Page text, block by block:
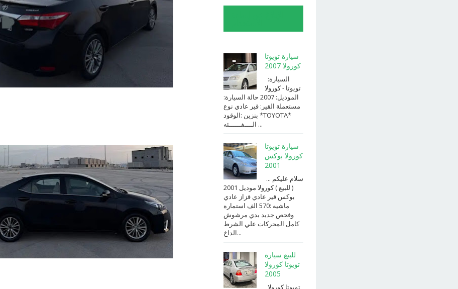
سيارة تويوتا
كورولا 2007
⁨تويوتا⁩ - ⁨كورولا⁩
الموديل: ⁨2007⁩ حالة السيارة:
⁨مستعملة⁩ القير: ⁨قير عادي⁩ نوع
الوقود: ⁨بنزين⁩ *TOYOTA*
الــــفــــــئه ...
سيارة تويوتا
كورولا بوكس
2001
سلام عليكم ...
( للبيع ) كورولا موديل 2001
بوكس قير عادي قزاز عادي
ماشيه :570 الف استماره
وفحص جديد بدي مرشوش
كامل المحركات علي الشرط
الداخ...
للبيع سيارة
تويوتا كورولا
2005